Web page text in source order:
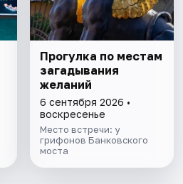
Прогулка по местам
загадывания
желаний
6 сентября 2026 •
воскресенье
Место встречи: у
грифонов Банковского
моста